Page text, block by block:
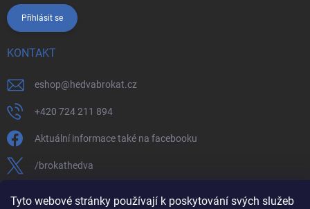
Tyto webové stránky používají k poskytování svých služeb
Přihlásit se
KONTAKT
eshop@hedvabrokat.cz
+420 724 211 894
Aktuální informace také na facebooku
/brokathedva